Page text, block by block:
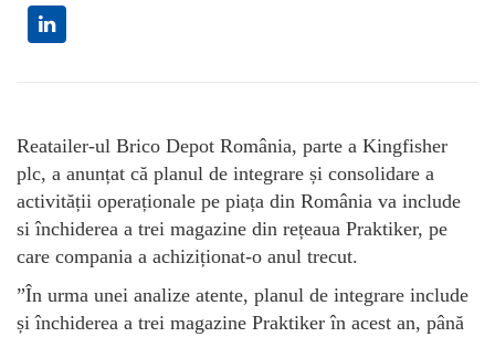
Reatailer-ul Brico Depot România, parte a Kingfisher
plc, a anunțat că planul de integrare și consolidare a
activității operaționale pe piața din România va include
si închiderea a trei magazine din rețeaua Praktiker, pe
care compania a achiziționat-o anul trecut.
”În urma unei analize atente, planul de integrare include
și închiderea a trei magazine Praktiker în acest an, până